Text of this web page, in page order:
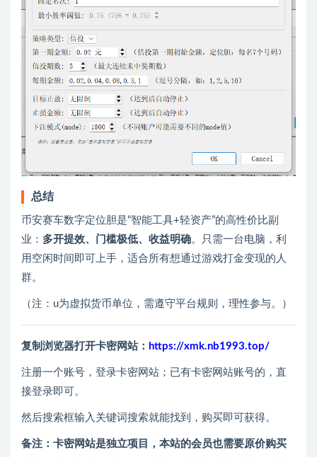
总结
币安赛车数字定位胆是“智能工具+轻资产”的高性价比副
业： 多开提效、门槛极低、收益明确。只需一台电脑，利
用空闲时间即可上手，适合所有想通过游戏打金变现的人
群。
（注：u为虚拟货币单位，需遵守平台规则，理性参与。）
复制浏览器打开卡密网站： https://xmk.nb1993.top/
注册一个账号，登录卡密网站；已有卡密网站账号的，直
接登录即可。
然后搜索框输入关键词搜索就能找到，购买即可获得。
备注：卡密网站是独立项目，本站的会员也需要原价购买